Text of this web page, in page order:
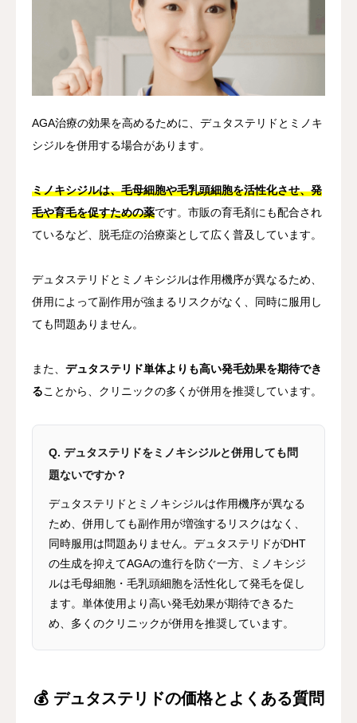
AGA治療の効果を高めるために、デュタステリドとミノキ
シジルを併用する場合があります。
ミノキシジルは、毛母細胞や毛乳頭細胞を活性化させ、発
毛や育毛を促すための薬です。市販の育毛剤にも配合され
ているなど、脱毛症の治療薬として広く普及しています。
デュタステリドとミノキシジルは作用機序が異なるため、
併用によって副作用が強まるリスクがなく、同時に服用し
ても問題ありません。
また、 デュタステリド単体よりも高い発毛効果を期待でき
ることから、クリニックの多くが併用を推奨しています。
Q. デュタステリドをミノキシジルと併用しても問
題ないですか？
デュタステリドとミノキシジルは作用機序が異なる
ため、併用しても副作用が増強するリスクはなく、
同時服用は問題ありません。デュタステリドがDHT
の生成を抑えてAGAの進行を防ぐ一方、ミノキシジ
ルは毛母細胞・毛乳頭細胞を活性化して発毛を促し
ます。単体使用より高い発毛効果が期待できるた
め、多くのクリニックが併用を推奨しています。
💰 デュタステリドの価格とよくある質問